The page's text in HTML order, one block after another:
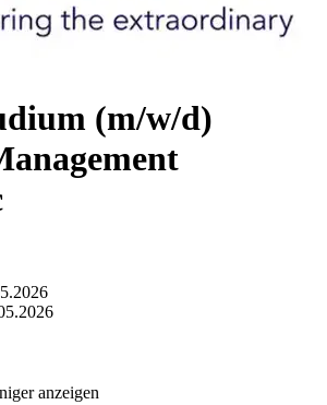
(m/w/d)
anzeigen